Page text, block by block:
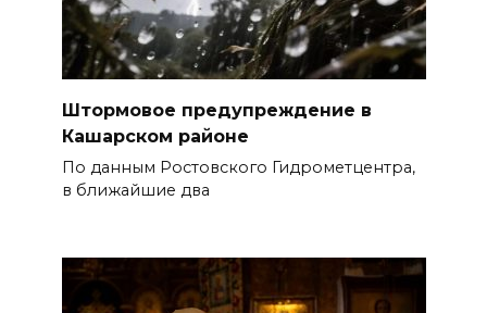
Штормовое предупреждение в
Кашарском районе
По данным Ростовского Гидрометцентра,
в ближайшие два